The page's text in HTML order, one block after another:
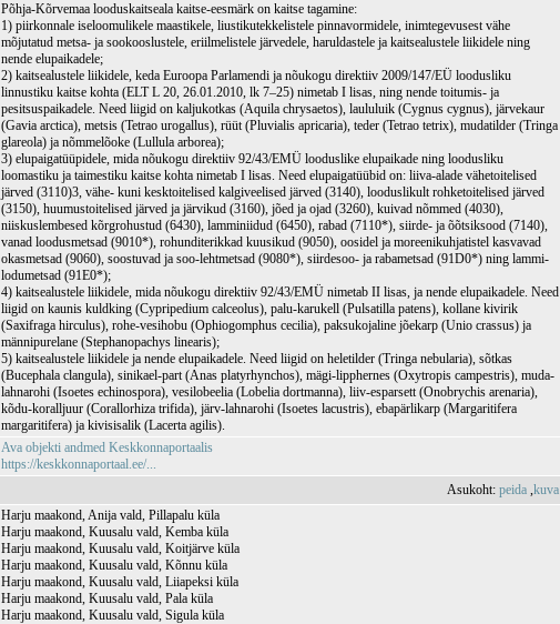
Põhja-Kõrvemaa looduskaitseala kaitse-eesmärk on kaitse tagamine:
1) piirkonnale iseloomulikele maastikele, liustikutekkelistele pinnavormidele, inimtegevusest vähe
mõjutatud metsa- ja sookooslustele, eriilmelistele järvedele, haruldastele ja kaitsealustele liikidele ning
nende elupaikadele;
2) kaitsealustele liikidele, keda Euroopa Parlamendi ja nõukogu direktiiv 2009/147/EÜ loodusliku
linnustiku kaitse kohta (ELT L 20, 26.01.2010, lk 7–25) nimetab I lisas, ning nende toitumis- ja
pesitsuspaikadele. Need liigid on kaljukotkas (Aquila chrysaetos), laululuik (Cygnus cygnus), järvekaur
(Gavia arctica), metsis (Tetrao urogallus), rüüt (Pluvialis apricaria), teder (Tetrao tetrix), mudatilder (Tringa
glareola) ja nõmmelõoke (Lullula arborea);
3) elupaigatüüpidele, mida nõukogu direktiiv 92/43/EMÜ looduslike elupaikade ning loodusliku
loomastiku ja taimestiku kaitse kohta nimetab I lisas. Need elupaigatüübid on: liiva-alade vähetoitelised
järved (3110)3, vähe- kuni kesktoitelised kalgiveelised järved (3140), looduslikult rohketoitelised järved
(3150), huumustoitelised järved ja järvikud (3160), jõed ja ojad (3260), kuivad nõmmed (4030),
niiskuslembesed kõrgrohustud (6430), lamminiidud (6450), rabad (7110*), siirde- ja õõtsiksood (7140),
vanad loodusmetsad (9010*), rohunditerikkad kuusikud (9050), oosidel ja moreenikuhjatistel kasvavad
okasmetsad (9060), soostuvad ja soo-lehtmetsad (9080*), siirdesoo- ja rabametsad (91D0*) ning lammi-
lodumetsad (91E0*);
4) kaitsealustele liikidele, mida nõukogu direktiiv 92/43/EMÜ nimetab II lisas, ja nende elupaikadele. Need
liigid on kaunis kuldking (Cypripedium calceolus), palu-karukell (Pulsatilla patens), kollane kivirik
(Saxifraga hirculus), rohe-vesihobu (Ophiogomphus cecilia), paksukojaline jõekarp (Unio crassus) ja
männipurelane (Stephanopachys linearis);
5) kaitsealustele liikidele ja nende elupaikadele. Need liigid on heletilder (Tringa nebularia), sõtkas
(Bucephala clangula), sinikael-part (Anas platyrhynchos), mägi-lipphernes (Oxytropis campestris), muda-
lahnarohi (Isoetes echinospora), vesilobeelia (Lobelia dortmanna), liiv-esparsett (Onobrychis arenaria),
kõdu-koralljuur (Corallorhiza trifida), järv-lahnarohi (Isoetes lacustris), ebapärlikarp (Margaritifera
margaritifera) ja kivisisalik (Lacerta agilis).
Ava objekti andmed Keskkonnaportaalis
https://keskkonnaportaal.ee/...
Asukoht:peida ,kuva
Harju maakond, Anija vald, Pillapalu küla
Harju maakond, Kuusalu vald, Kemba küla
Harju maakond, Kuusalu vald, Koitjärve küla
Harju maakond, Kuusalu vald, Kõnnu küla
Harju maakond, Kuusalu vald, Liiapeksi küla
Harju maakond, Kuusalu vald, Pala küla
Harju maakond, Kuusalu vald, Sigula küla